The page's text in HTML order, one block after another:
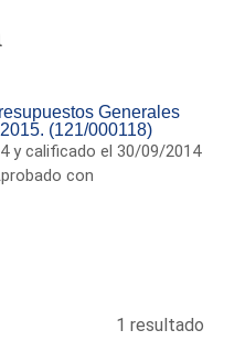
Generales
(121/000118)
y calificado el 30/09/2014
con
1 resultado